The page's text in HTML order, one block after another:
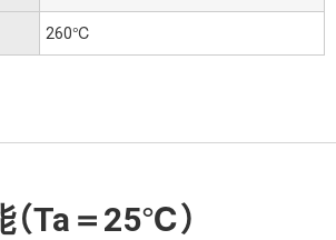
260℃
Ta＝25℃）